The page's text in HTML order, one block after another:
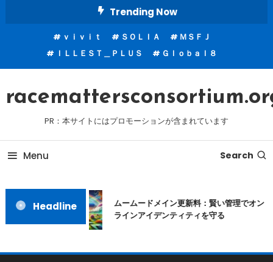
Trending Now
ｖｉｖｉｔ ＳＯＬＩＡ
ＭＳＦＪ
ＩＬＬＥＳＴ＿ＰＬＵＳ
Ｇｌｏｂａｌ８
PR：本サイトにはプロモーションが含まれています
Menu Search
Headline
ムームードメイン更新料：賢い管理でオン
ラインアイデンティティを守る